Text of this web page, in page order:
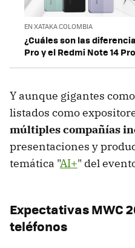
EN XATAKA COLOMBIA
¿Cuáles son las
Pro y el Redmi Note 14
Y aunque gigantes como
listados como
múltiples compañías
presentaciones y
temática "AI+" del
Expectativas MWC
teléfonos